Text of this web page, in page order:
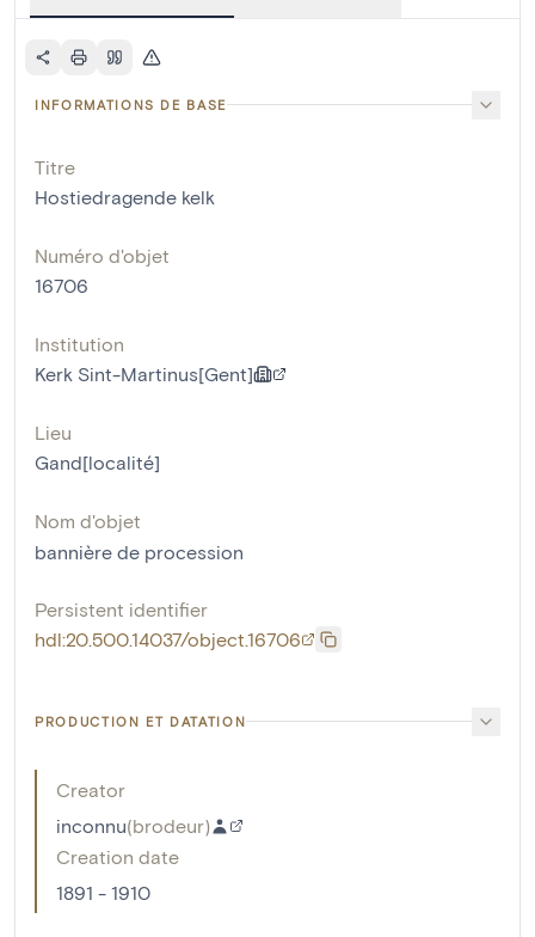
INFORMATIONS DE BASE
Titre
Hostiedragende kelk
Numéro d'objet
16706
Institution
Kerk Sint-Martinus[Gent]
Lieu
Gand[localité]
Nom d'objet
bannière de procession
Persistent identifier
hdl:20.500.14037/object.16706
PRODUCTION ET DATATION
Creator
inconnu(brodeur)
Creation date
1891 - 1910